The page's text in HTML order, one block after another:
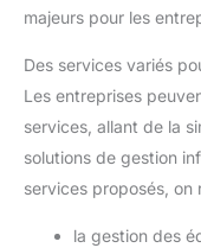
majeurs pour les
Des services variés
Les entreprises
services, allant de la
solutions de gestion
services proposés, on
la gestion des